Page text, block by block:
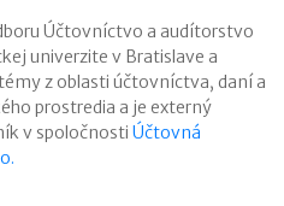
Účtovníctvo a audítorstvo
univerzite v Bratislave a
z oblasti účtovníctva, daní a
prostredia a je externý
v spoločnosti Účtovná